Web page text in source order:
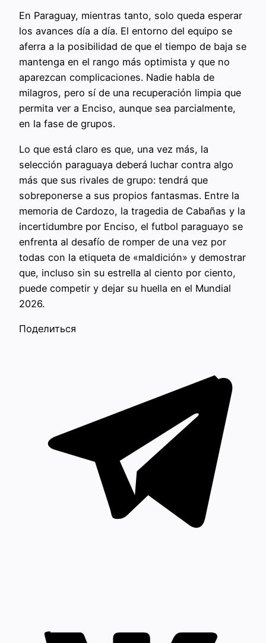
En Paraguay, mientras tanto, solo queda esperar
los avances día a día. El entorno del equipo se
aferra a la posibilidad de que el tiempo de baja se
mantenga en el rango más optimista y que no
aparezcan complicaciones. Nadie habla de
milagros, pero sí de una recuperación limpia que
permita ver a Enciso, aunque sea parcialmente,
en la fase de grupos.
Lo que está claro es que, una vez más, la
selección paraguaya deberá luchar contra algo
más que sus rivales de grupo: tendrá que
sobreponerse a sus propios fantasmas. Entre la
memoria de Cardozo, la tragedia de Cabañas y la
incertidumbre por Enciso, el futbol paraguayo se
enfrenta al desafío de romper de una vez por
todas con la etiqueta de «maldición» y demostrar
que, incluso sin su estrella al ciento por ciento,
puede competir y dejar su huella en el Mundial
2026.
Поделиться